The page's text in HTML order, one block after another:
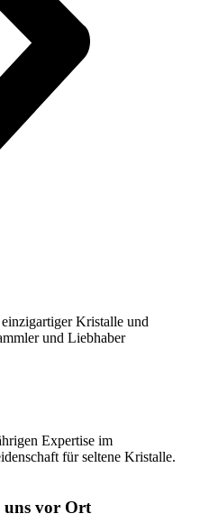
Kristalle und
und Liebhaber
Expertise im
für seltene Kristalle.
uns vor Ort